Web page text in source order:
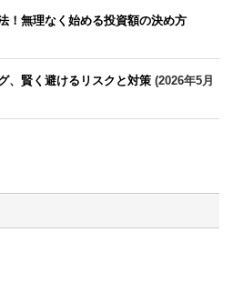
！無理なく始める投資額の決め方
、賢く避けるリスクと対策 (2026年5月